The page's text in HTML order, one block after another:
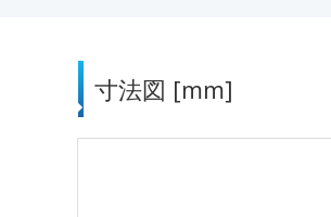
寸法図 [mm]